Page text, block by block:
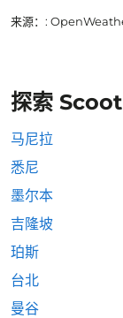
来源： :
探索
马尼拉
悉尼
墨尔本
吉隆坡
珀斯
台北
曼谷